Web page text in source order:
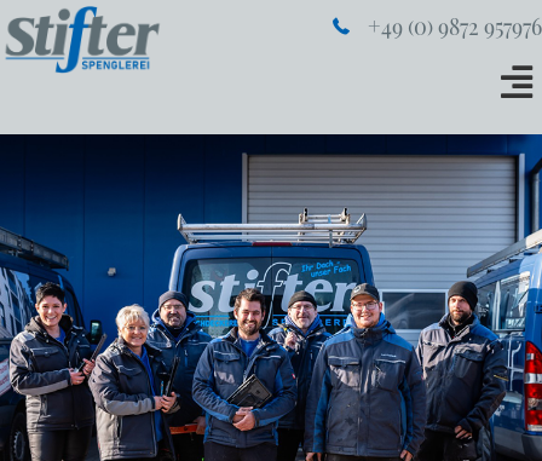
+49 (0) 9872 957976